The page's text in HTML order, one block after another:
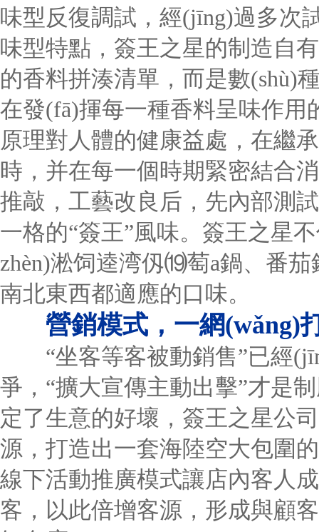
味型反復調試，經(jīng)過多次
味型特點，簽王之星的制造自
的香料拼湊清單，而是數(shù)
在發(fā)揮每一種香料呈味作
原理對人體的健康益處，在繼
時，并在每一個時期緊密結合
推敲，工藝改良后，先內部測
一格的“簽王”風味。簽王之星
zhèn)淞饲逵湾仭⒆萄a鍋、番
南北東西都適應的口味。
營銷模式，一網(wǎng)
“坐客等客被動銷售”已經
爭，“擴大宣傳主動出擊”才是
定了生意的好壞，簽王之星公
源，打造出一套海陸空大包圍
線下活動推廣模式讓店內客人
客，以此倍增客源，形成與顧